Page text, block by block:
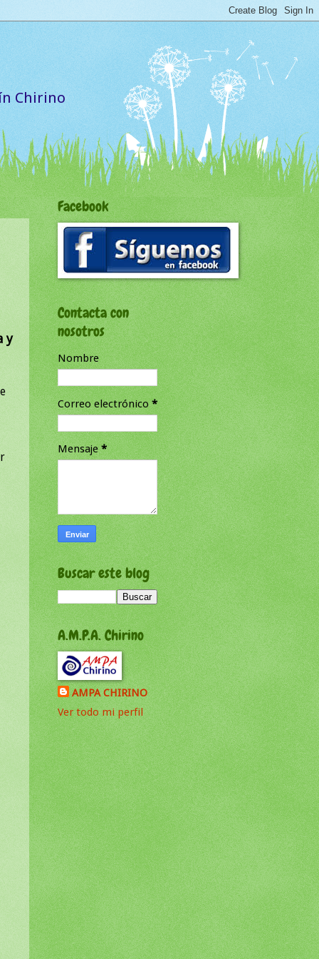
Chirino
y
Facebook
Contacta con
nosotros
Nombre
Correo electrónico*
Mensaje*
Buscar este blog
A.M.P.A. Chirino
AMPA CHIRINO
Ver todo mi perfil